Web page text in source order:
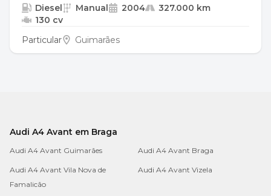
Diesel Manual 2004
327.000 km
130 cv
Particular
Guimarães
Audi A4 Avant em Braga
Audi A4 Avant Guimarães Audi A4 Avant Braga
Audi A4 Avant Vila Nova de
Famalicão
Audi A4 Avant Vizela